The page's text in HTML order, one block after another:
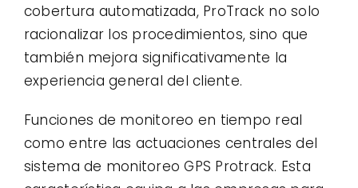
cobertura automatizada, ProTrack no solo
racionalizar los procedimientos, sino que
también mejora significativamente la
experiencia general del cliente.
Funciones de monitoreo en tiempo real
como entre las actuaciones centrales del
sistema de monitoreo GPS Protrack. Esta